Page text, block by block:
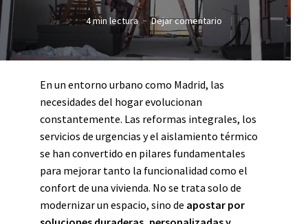
4 min lectura Dejar comentario
En un entorno urbano como Madrid, las
necesidades del hogar evolucionan
constantemente. Las reformas integrales, los
servicios de urgencias y el aislamiento térmico
se han convertido en pilares fundamentales
para mejorar tanto la funcionalidad como el
confort de una vivienda. No se trata solo de
modernizar un espacio, sino de apostar por